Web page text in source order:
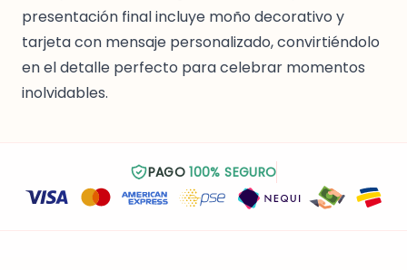
presentación final incluye moño decorativo y
tarjeta con mensaje personalizado, convirtiéndolo
en el detalle perfecto para celebrar momentos
inolvidables.
PAGO100% SEGURO